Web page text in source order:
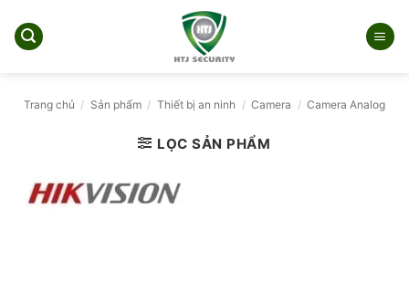
qua
Trang chủ / Sản phẩm / Thiết bị an ninh / Camera / Camera Analog
LỌC SẢN PHẨM